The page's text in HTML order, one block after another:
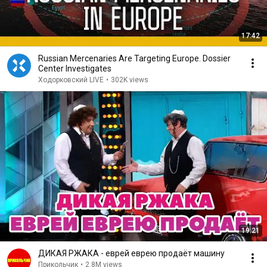
17:42
Russian Mercenaries Are Targeting Europe. Dossier
Center Investigates
Ходорковский LIVE • 302K views
19:21
ДИКАЯ РЖАКА - еврей еврею продаёт машину
Прикольчик • 2.8M views